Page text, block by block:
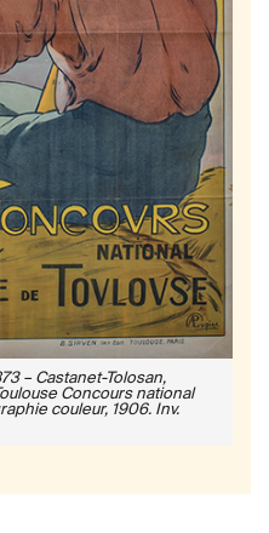
– Castanet-Tolosan,
Concours national
couleur, 1906. Inv.